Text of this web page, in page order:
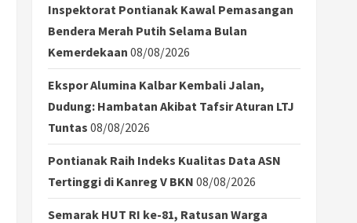
Inspektorat Pontianak Kawal Pemasangan
Bendera Merah Putih Selama Bulan
Kemerdekaan 08/08/2026
Ekspor Alumina Kalbar Kembali Jalan,
Dudung: Hambatan Akibat Tafsir Aturan LTJ
Tuntas 08/08/2026
Pontianak Raih Indeks Kualitas Data ASN
Tertinggi di Kanreg V BKN 08/08/2026
Semarak HUT RI ke-81, Ratusan Warga